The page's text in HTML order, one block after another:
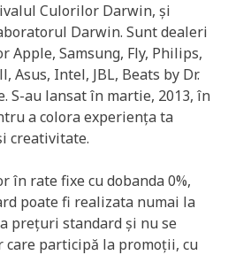
Culorilor Darwin, și
Darwin. Sunt dealeri
Samsung, Fly, Philips,
Asus, Intel, JBL, Beats by Dr.
S-au lansat în martie, 2013, în
a colora experiența ta
creativitate.
în rate fixe cu dobanda 0%,
poate fi realizata numai la
prețuri standard și nu se
participă la promoții, cu